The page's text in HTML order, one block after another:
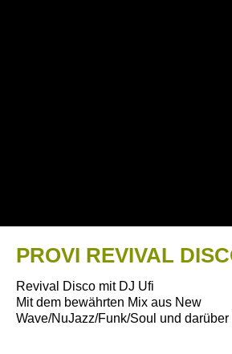
PROVI REVIVAL
Revival Disco mit DJ Ufi
Mit dem bewährten Mix aus New
Wave/NuJazz/Funk/Soul und